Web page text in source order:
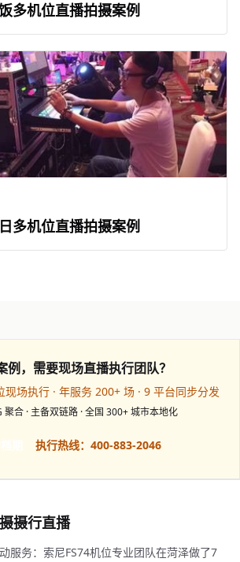
多机位直播拍摄案例
多机位直播拍摄案例
例，需要现场直播执行团队？
场执行 · 年服务 200+ 场 · 9 平台同步分发
聚合 · 主备双链路 · 全国 300+ 城市本地化
执行热线：400-883-2046
摄行直播
服务：索尼FS74机位专业团队在菏泽做了7